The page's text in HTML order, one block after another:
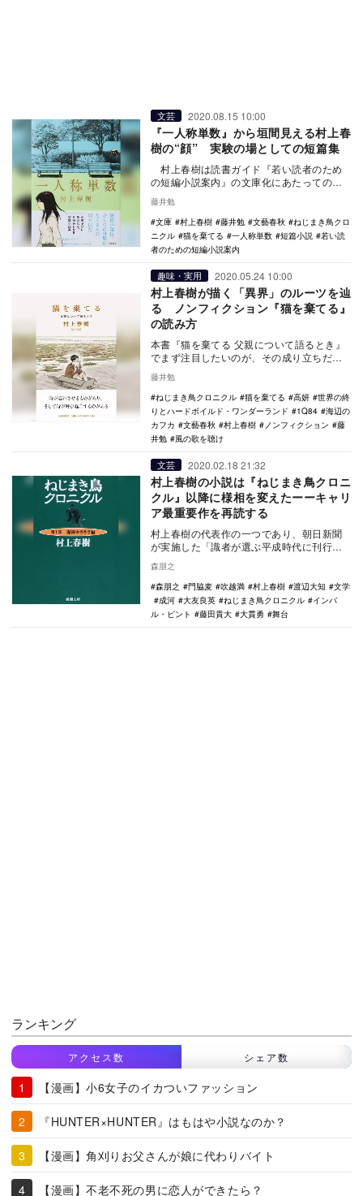
文芸 2020.08.15 10:00
『一人称単数』から垣間見える村上春
樹の“顔” 実験の場としての短篇集
村上春樹は読書ガイド『若い読者のため
の短編小説案内』の文庫化にあたっての序
文で、短篇小説について〈ひとつの実験の
場とし…
藤井勉
文庫
村上春樹 藤井勉 文藝春秋
ねじまき鳥クロ
ニクル
猫を棄てる 一人称単数 短篇小説
若い読
者のための短編小説案内
趣味・実用 2020.05.24 10:00
村上春樹が描く「異界」のルーツを辿
る ノンフィクション『猫を棄てる』
の読み方
本書『猫を棄てる 父親について語るとき』
でまず注目したいのが、その成り立ちだ。
『文藝春秋』2019年6月号が初出であるノ
ンフィク…
藤井勉
ねじまき鳥クロニクル
猫を棄てる 高妍
世界の終
りとハードボイルド・ワンダーランド
1Q84
海辺の
カフカ
文藝春秋 村上春樹 ノンフィクション
藤
井勉
風の歌を聴け
文芸 2020.02.18 21:32
村上春樹の小説は『ねじまき鳥クロニ
クル』以降に様相を変えたーーキャリ
ア最重要作を再読する
村上春樹の代表作の一つであり、朝日新聞
が実施した「識者が選ぶ平成時代に刊行さ
れた本のベスト30位」で10位となった小説
を原作にし…
森朋之
森朋之
門脇麦 吹越満 村上春樹 渡辺大知
文学
成河
大友良英 ねじまき鳥クロニクル
インバ
ル・ピント
藤田貴大 大貫勇 舞台
ランキング
アクセス数 シェア数
【漫画】小6女子のイカついファッション
『HUNTER×HUNTER』はもはや小説なのか？
【漫画】角刈りお父さんが娘に代わりバイト
【漫画】不老不死の男に恋人ができたら？